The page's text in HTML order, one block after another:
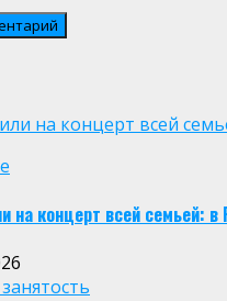
на концерт всей
на концерт всей семьей: